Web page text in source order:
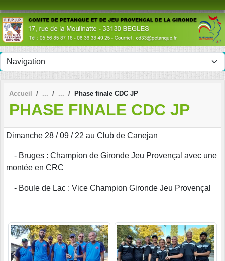
Accueil Phase finale CDC JP
PHASE FINALE CDC JP
Dimanche 28 / 09 / 22 au Club de Canejan
- Bruges : Champion de Gironde Jeu Provençal avec une
montée en CRC
- Boule de Lac : Vice Champion Gironde Jeu Provençal